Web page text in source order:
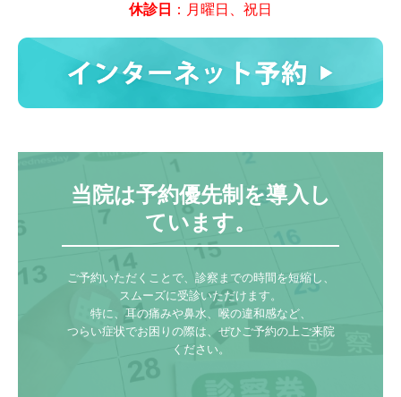
休診日 ： 月曜日、 祝日
当院は予約優先制を導入し
ています。
ご予約いただくことで、診察までの時間を短縮し、
スムーズに受診いただけます。
特に、耳の痛みや鼻水、喉の違和感など、
つらい症状でお困りの際は、ぜひご予約の上ご来院
ください。